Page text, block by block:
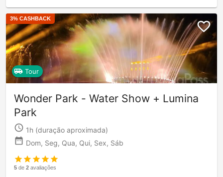
3% CASHBACK
Tour
Wonder Park - Water Show + Lumina
Park
1h (duração aproximada)
Dom, Seg, Qua, Qui, Sex, Sáb
5 de 2 avaliações